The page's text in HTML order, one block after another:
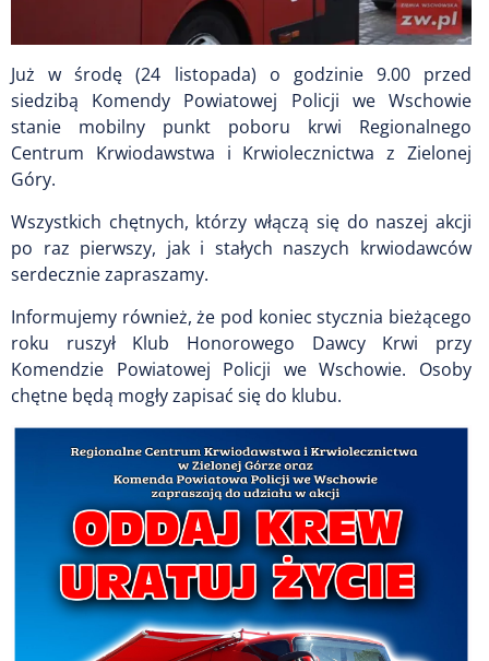
Już w środę (24 listopada) o godzinie 9.00 przed
siedzibą Komendy Powiatowej Policji we Wschowie
stanie mobilny punkt poboru krwi Regionalnego
Centrum Krwiodawstwa i Krwiolecznictwa z Zielonej
Góry.
Wszystkich chętnych, którzy włączą się do naszej akcji
po raz pierwszy, jak i stałych naszych krwiodawców
serdecznie zapraszamy.
Informujemy również, że pod koniec stycznia bieżącego
roku ruszył Klub Honorowego Dawcy Krwi przy
Komendzie Powiatowej Policji we Wschowie. Osoby
chętne będą mogły zapisać się do klubu.